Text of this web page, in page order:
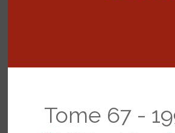
Tome 67 -